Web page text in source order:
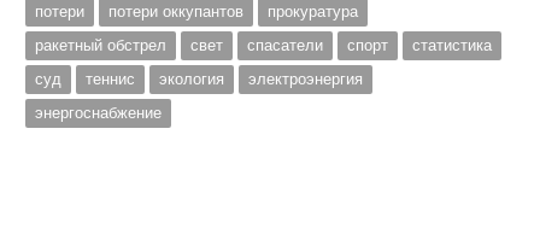
потери
потери оккупантов
прокуратура
ракетный обстрел
свет спасатели спорт
статистика
суд
теннис экология
электроэнергия
энергоснабжение